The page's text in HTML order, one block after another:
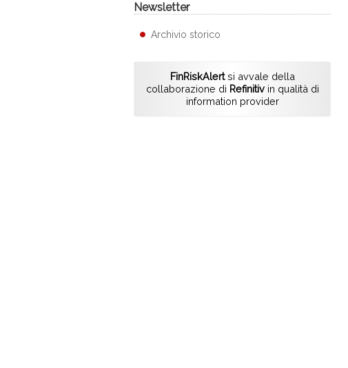
Newsletter
Archivio storico
FinRiskAlertsi avvale della
collaborazione di Refinitivin qualità di
information provider